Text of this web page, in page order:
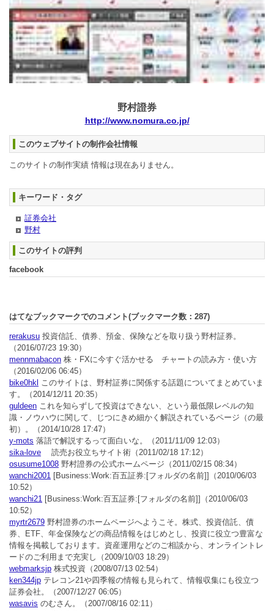
野村證券
http://www.nomura.co.jp/
このウェブサイトの制作会社情報
このサイトの制作実績 情報は現在ありません。
キーワード・タグ
証券会社
野村
このサイトの評判
facebook
はてなブックマークでのコメント(ブックマーク数： 287)
rerakusu 投資信託、債券、預金、保険などを取り扱う野村証券。
（2016/07/23 19:30）
mennmabacon 株・FXに今すぐ活かせる チャートの読み方・使い方
（2016/02/06 06:45）
bike0hkl このサイトは、野村証券に関係する話題についてまとめていま
す。
（2014/12/11 20:35）
guldeen これを知らずして投資はできない、という最低限レベルの知
識・ノウハウに関して、じつにきめ細かく解説されているページ（の最
初）。
（2014/10/28 17:47）
y-mots 落語で解説するって面白いな。
（2011/11/09 12:03）
sika-love 読売お役立ちサイト術 （2011/02/18 17:12）
osusume1008 野村證券の公式ホームページ （2011/02/15 08:34）
wanchi2001 [Business:Work:百五証券:[フォルダの名前]]
（2010/06/03
10:52）
wanchi21 [Business:Work:百五証券:[フォルダの名前]]
（2010/06/03
10:52）
myrtr2679 野村證券のホームページへようこそ。株式、投資信託、債
券、ETF、年金保険などの商品情報をはじめとし、投資に役立つ豊富な
情報を掲載しております。資産運用などのご相談から、オンライントレ
ードのご利用まで充実し
（2009/10/03 18:29）
webmarksjp 株式投資 （2008/07/13 02:54）
ken344jp テレコン21や四季報の情報も見られて、情報収集にも役立つ
証券会社。
（2007/12/27 06:05）
wasavis のむさん。
（2007/08/16 02:11）